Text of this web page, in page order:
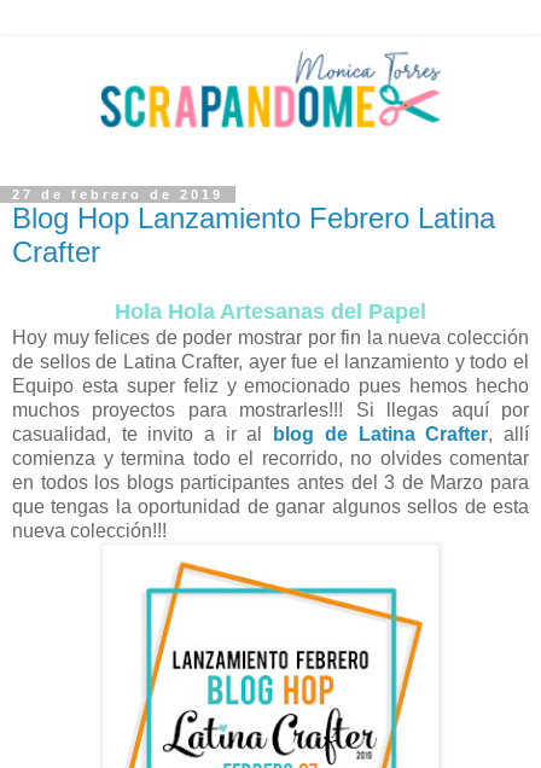
27 de febrero de 2019
Blog Hop Lanzamiento Febrero Latina
Crafter
Hola Hola Artesanas del Papel
Hoy muy felices de poder mostrar por fin la nueva colección
de sellos de Latina Crafter, ayer fue el lanzamiento y todo el
Equipo esta super feliz y emocionado pues hemos hecho
muchos proyectos para mostrarles!!! Si llegas aquí por
casualidad, te invito a ir al
blog de Latina Crafter, allí
comienza y termina todo el recorrido, no olvides comentar
en todos los blogs participantes antes del 3 de Marzo para
que tengas la oportunidad de ganar algunos sellos de esta
nueva colección!!!